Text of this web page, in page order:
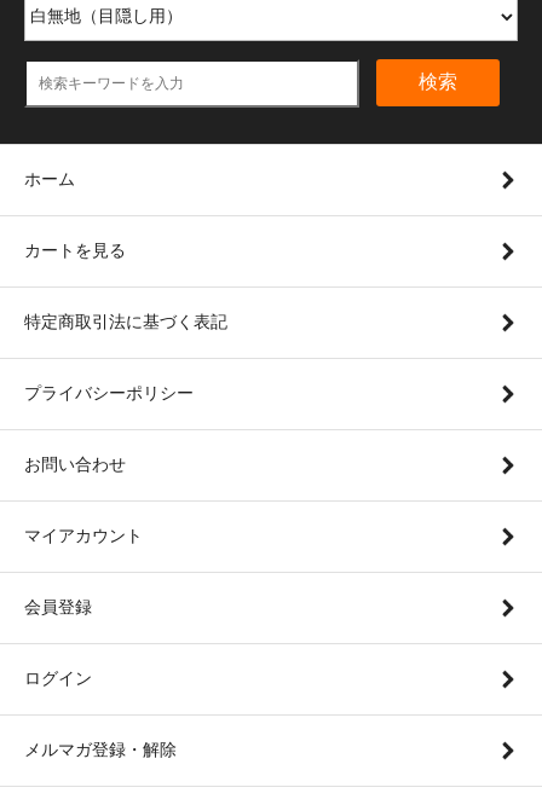
検索
ホーム
カートを見る
特定商取引法に基づく表記
プライバシーポリシー
お問い合わせ
マイアカウント
会員登録
ログイン
メルマガ登録・解除